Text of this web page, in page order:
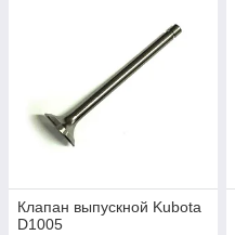
Клапан выпускной Kubota
D1005